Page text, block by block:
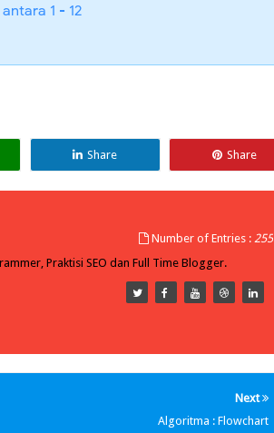
1 - 12
Share Share
Number of Entries : 255
Praktisi SEO dan Full Time Blogger.
Next
Algoritma : Flowchart